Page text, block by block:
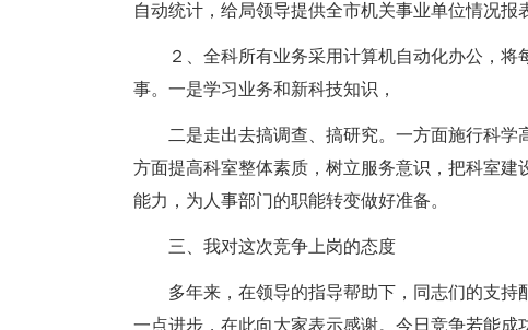
自动统计，给局领导提供全市机关事业单位情况报
２、全科所有业务采用计算机自动化办公，
事。一是学习业务和新科技知识，
二是走出去搞调查、搞研究。一方面施行科
方面提高科室整体素质，树立服务意识，把科室
能力，为人事部门的职能转变做好准备。
三、我对这次竞争上岗的态度
多年来，在领导的指导帮助下，同志们的支
一点进步，在此向大家表示感谢。今日竞争若能